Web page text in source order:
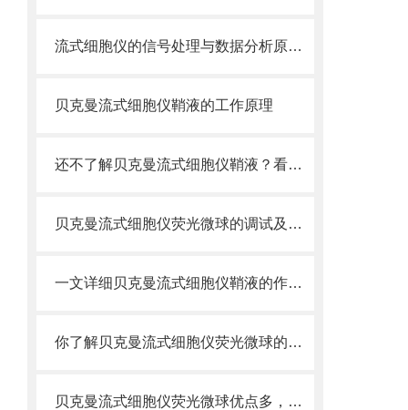
流式细胞仪的信号处理与数据分析原理分析
贝克曼流式细胞仪鞘液的工作原理
还不了解贝克曼流式细胞仪鞘液？看这里就对了！
贝克曼流式细胞仪荧光微球的调试及使用
一文详细贝克曼流式细胞仪鞘液的作用原理
你了解贝克曼流式细胞仪荧光微球的制备之怎样的吗
贝克曼流式细胞仪荧光微球优点多，实用效果好